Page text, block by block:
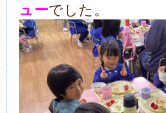
ューでした。